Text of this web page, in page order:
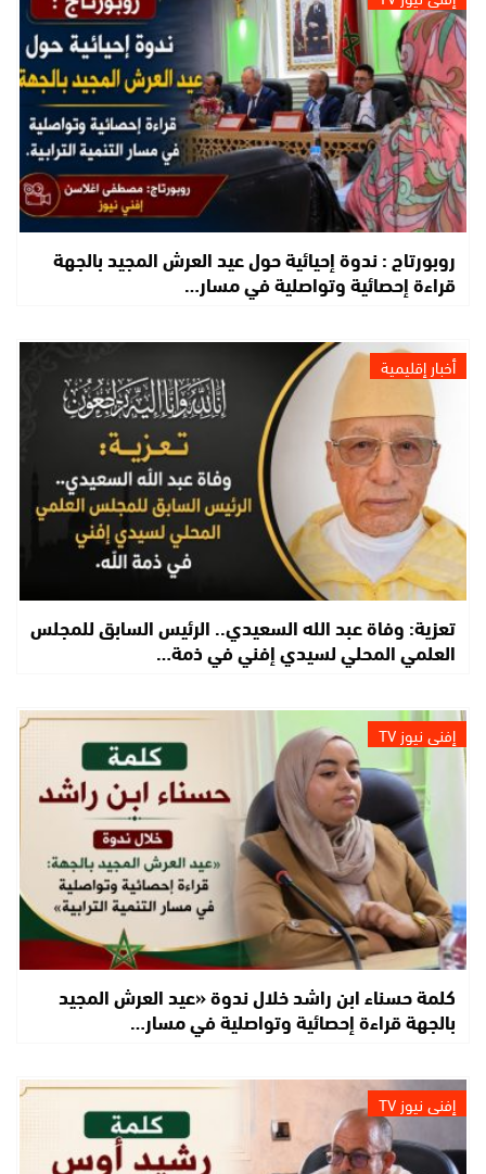
روبورتاج : ندوة إحيائية حول عيد العرش المجيد بالجهة
قراءة إحصائية وتواصلية في مسار…
أخبار إقليمية
تعزية: وفاة عبد الله السعيدي.. الرئيس السابق للمجلس
العلمي المحلي لسيدي إفني في ذمة…
إفني نيوز TV
كلمة حسناء ابن راشد خلال ندوة «عيد العرش المجيد
بالجهة قراءة إحصائية وتواصلية في مسار…
إفني نيوز TV